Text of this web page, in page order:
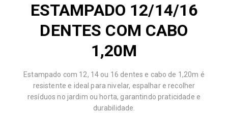
ESTAMPADO 12/14/16
DENTES COM CABO
1,20M
Estampado com 12, 14 ou 16 dentes e cabo de 1,20m é
resistente e ideal para nivelar, espalhar e recolher
resíduos no jardim ou horta, garantindo praticidade e
durabilidade.